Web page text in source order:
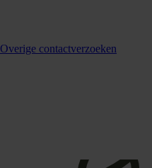
Overige contactverzoeken